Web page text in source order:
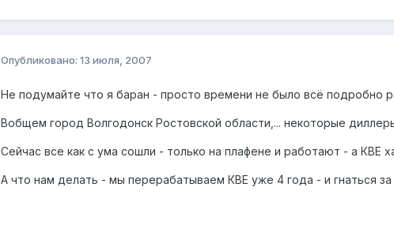
Опубликовано: 13 июля, 2007
Не подумайте что я баран - просто времени не было всё подробно
Вобщем город Волгодонск Ростовской области,... некоторые
Сейчас все как с ума сошли - только на плафене и работают - а КВЕ
А что нам делать - мы перерабатываем КВЕ уже 4 года - и гнаться